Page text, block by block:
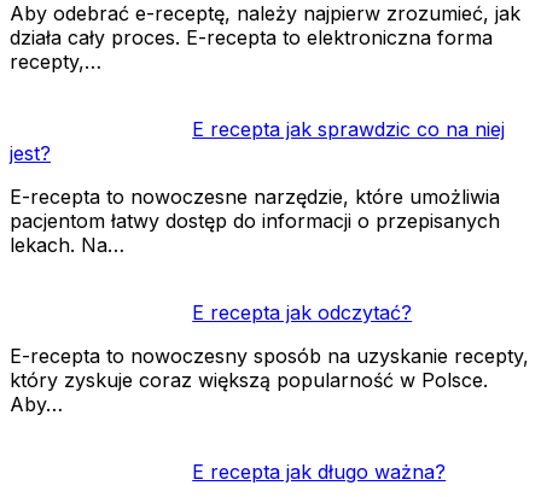
Aby odebrać e-receptę, należy najpierw zrozumieć, jak
działa cały proces. E-recepta to elektroniczna forma
recepty,…
E recepta jak sprawdzic co na niej
jest?
E-recepta to nowoczesne narzędzie, które umożliwia
pacjentom łatwy dostęp do informacji o przepisanych
lekach. Na…
E recepta jak odczytać?
E-recepta to nowoczesny sposób na uzyskanie recepty,
który zyskuje coraz większą popularność w Polsce.
Aby…
E recepta jak długo ważna?